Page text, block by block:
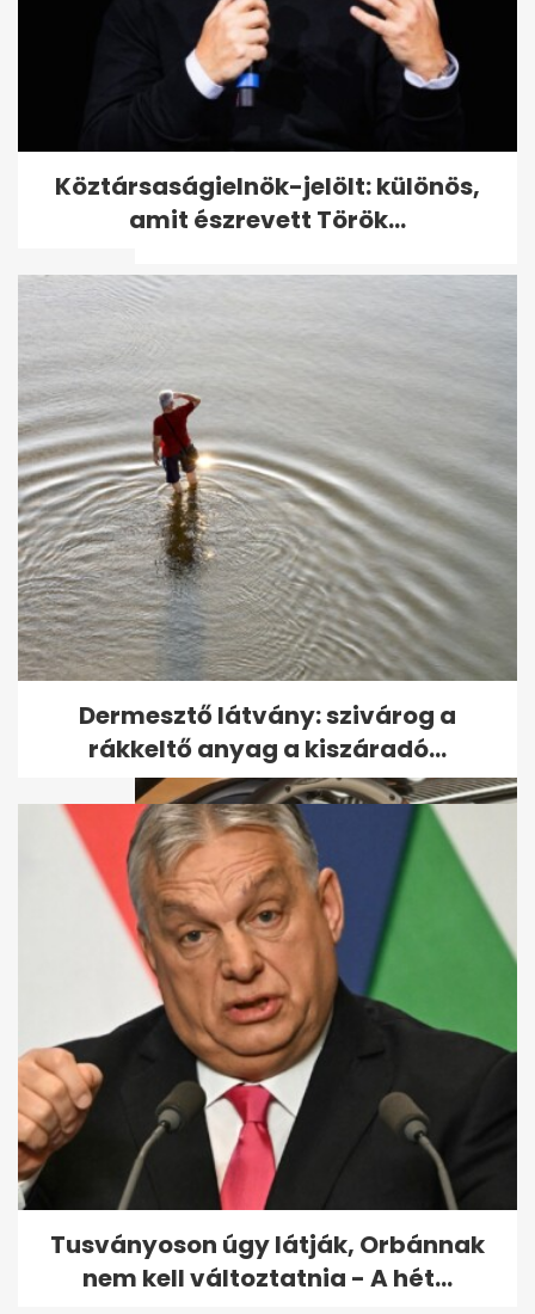
Bartermegállapodás
influenszerrel: így alakul az
adózás
Végelszámolás indul Balásy
Gyula két cégénél, jogutód...
A Pagani csavarjai is
drágábbak lehetnek, mint egy
új Porsche 911
Köztársaságielnök-jelölt: különös,
amit észrevett Török...
Dermesztő látvány: szivárog a
rákkeltő anyag a kiszáradó...
Tusványoson úgy látják, Orbánnak
nem kell változtatnia - A hét...